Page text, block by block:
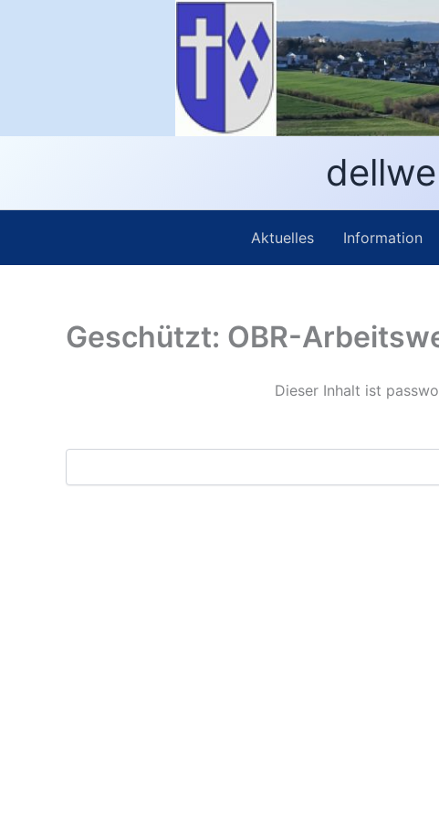
Aktuelles Information
Geschützt: OBR-
Dieser Inhalt ist